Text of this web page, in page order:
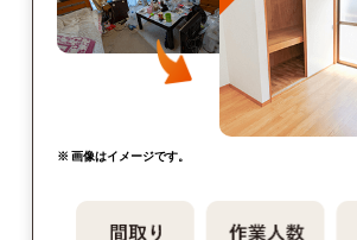
※ 画像はイメージです。